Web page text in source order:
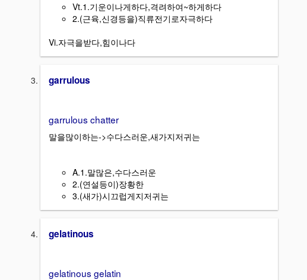
Vt.1.기운이나게하다,격려하여~하게하다
2.(근육,신경등을)직류전기로자극하다
Vi.자극을받다,힘이나다
garrulous
garrulous chatter
말을많이하는->수다스러운,새가지저귀는
A.1.말많은,수다스러운
2.(연설등이)장황한
3.(새가)시끄럽게지저귀는
gelatinous
gelatinous gelatin